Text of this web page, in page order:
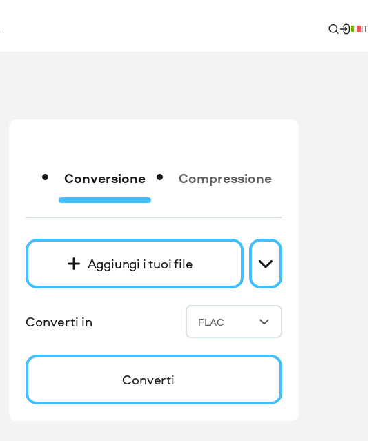
IT
Conversione Compressione
Aggiungi i tuoi file
Converti in FLAC
Converti